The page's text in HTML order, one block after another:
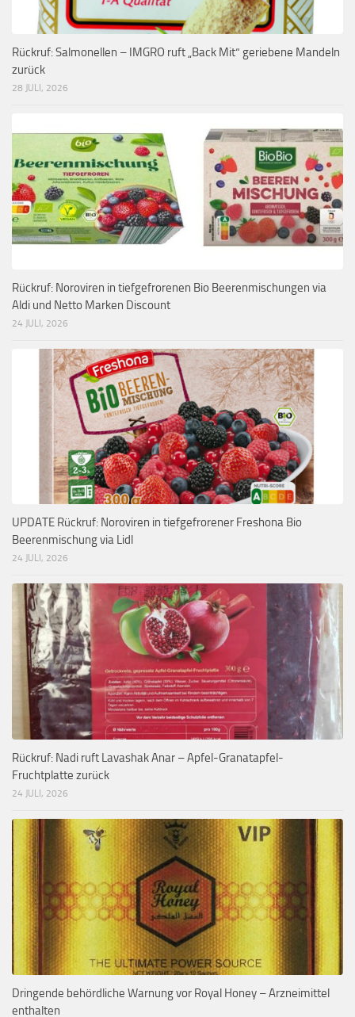
Rückruf: Salmonellen – IMGRO ruft „Back Mit“ geriebene Mandeln
zurück
28 JULI, 2026
Rückruf: Noroviren in tiefgefrorenen Bio Beerenmischungen via
Aldi und Netto Marken Discount
24 JULI, 2026
UPDATE Rückruf: Noroviren in tiefgefrorener Freshona Bio
Beerenmischung via Lidl
24 JULI, 2026
Rückruf: Nadi ruft Lavashak Anar – Apfel-Granatapfel-
Fruchtplatte zurück
24 JULI, 2026
Dringende behördliche Warnung vor Royal Honey – Arzneimittel
enthalten